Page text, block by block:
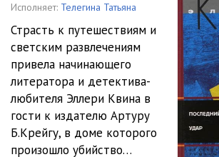
008
009
010
011
Исполняет: Телегина Татьяна
Страсть к путешествиям и
светским развлечениям
привела начинающего
литератора и детектива-
любителя Эллери Квина в
гости к издателю Артуру
Б.Крейгу, в доме которого
произошло убийство…